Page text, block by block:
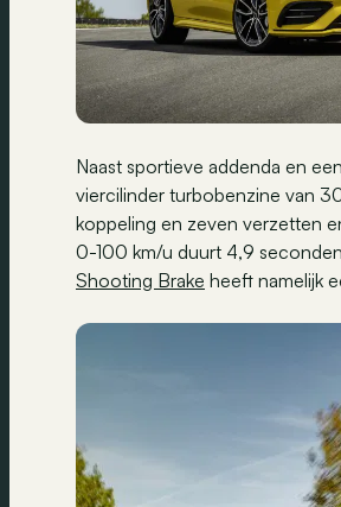
Naast sportieve addenda en
viercilinder turbobenzine van
koppeling en zeven verzetten
0-100 km/u duurt 4,9
Shooting Brake heeft namelijk